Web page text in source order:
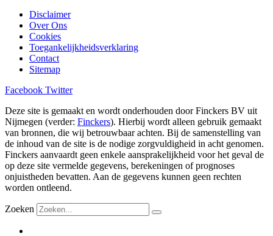
Disclaimer
Over Ons
Cookies
Toegankelijkheidsverklaring
Contact
Sitemap
Facebook Twitter
Deze site is gemaakt en wordt onderhouden door Finckers BV uit
Nijmegen (verder: Finckers). Hierbij wordt alleen gebruik gemaakt
van bronnen, die wij betrouwbaar achten. Bij de samenstelling van
de inhoud van de site is de nodige zorgvuldigheid in acht genomen.
Finckers aanvaardt geen enkele aansprakelijkheid voor het geval de
op deze site vermelde gegevens, berekeningen of prognoses
onjuistheden bevatten. Aan de gegevens kunnen geen rechten
worden ontleend.
Zoeken